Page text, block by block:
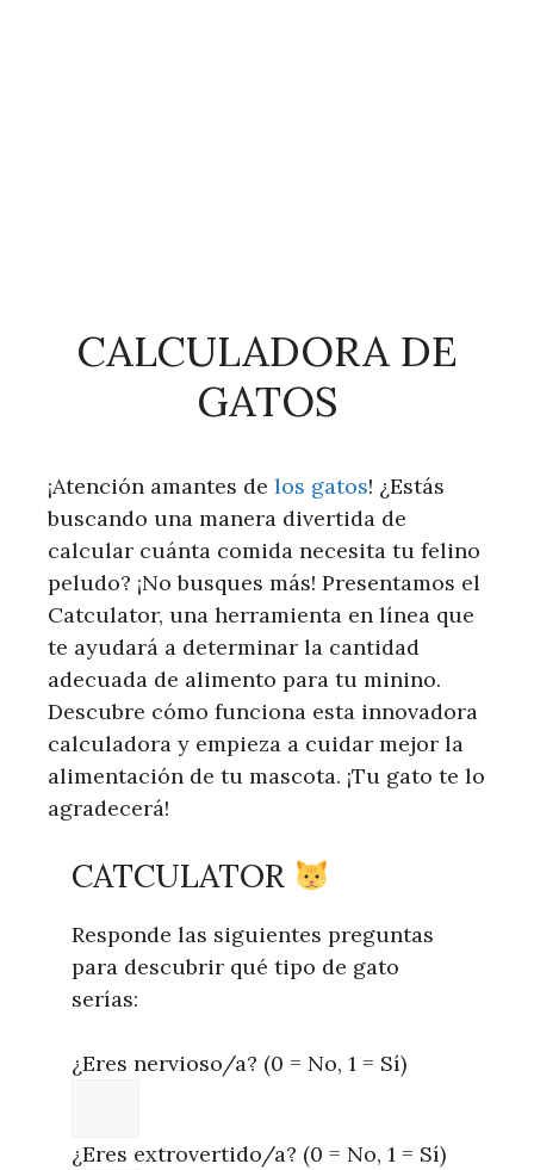
CALCULADORA DE
GATOS
¡Atención amantes de los gatos! ¿Estás
buscando una manera divertida de
calcular cuánta comida necesita tu felino
peludo? ¡No busques más! Presentamos el
Catculator, una herramienta en línea que
te ayudará a determinar la cantidad
adecuada de alimento para tu minino.
Descubre cómo funciona esta innovadora
calculadora y empieza a cuidar mejor la
alimentación de tu mascota. ¡Tu gato te lo
agradecerá!
CATCULATOR
Responde las siguientes preguntas
para descubrir qué tipo de gato
serías:
¿Eres nervioso/a? (0 = No, 1 = Sí)
¿Eres extrovertido/a? (0 = No, 1 = Sí)